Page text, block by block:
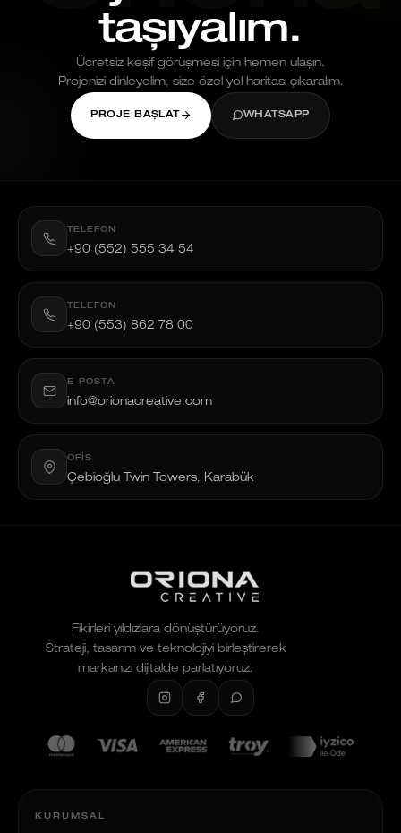
taşıyalım.
Ücretsiz keşif görüşmesi için hemen ulaşın.
Projenizi dinleyelim, size özel yol haritası çıkaralım.
PROJE BAŞLAT WHATSAPP
TELEFON
+90 (552) 555 34 54
TELEFON
+90 (553) 862 78 00
E-POSTA
info@orionacreative.com
OFIS
Çebioğlu Twin Towers, Karabük
Fikirleri yıldızlara dönüştürüyoruz.
Strateji, tasarım ve teknolojiyi birleştirerek
markanızı dijitalde parlatıyoruz.
KURUMSAL